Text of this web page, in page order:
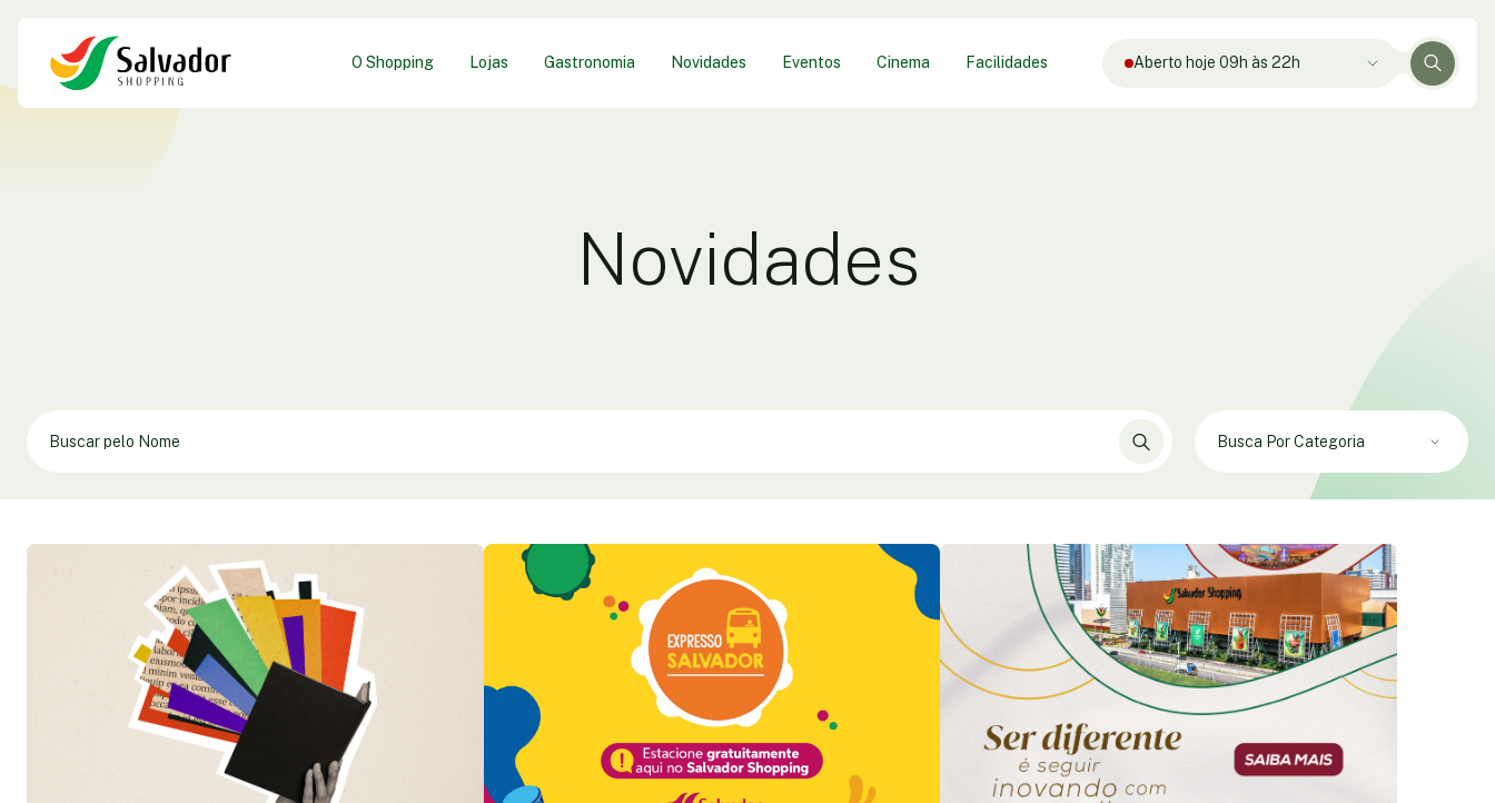
O Shopping Lojas Gastronomia Novidades Eventos Cinema Facilidades Aberto hoje 09h às 22h
Novidades
Busca Por Categoria